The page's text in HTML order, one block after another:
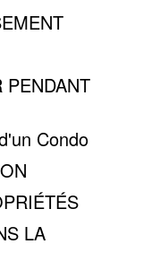
PENDANT
Condo
LA